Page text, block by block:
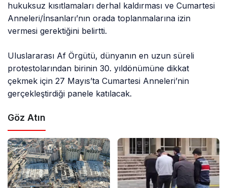
hukuksuz kısıtlamaları derhal kaldırması ve Cumartesi
Anneleri/İnsanları’nın orada toplanmalarına izin
vermesi gerektiğini belirtti.
Uluslararası Af Örgütü, dünyanın en uzun süreli
protestolarından birinin 30. yıldönümüne dikkat
çekmek için 27 Mayıs’ta Cumartesi Anneleri’nin
gerçekleştirdiği panele katılacak.
Göz Atın